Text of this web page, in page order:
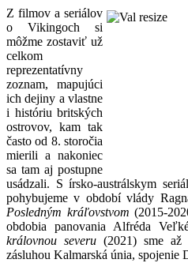
Z filmov a seriálov
o Vikingoch si
môžme zostaviť už
celkom
reprezentatívny
zoznam, mapujúci
ich dejiny a vlastne
i históriu britských
ostrovov, kam tak
často od 8. storočia
mierili a nakoniec
sa tam aj postupne
usádzali. S írsko-austrálskym
pohybujeme v období vlády
Posledným kráľovstvom (2015-
obdobia panovania Alfréda
královnou severu (2021) sme
zásluhou Kalmarská únia, spojenie